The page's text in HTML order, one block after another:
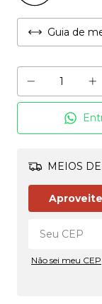
Guia de
MEIOS
Não sei meu CEP